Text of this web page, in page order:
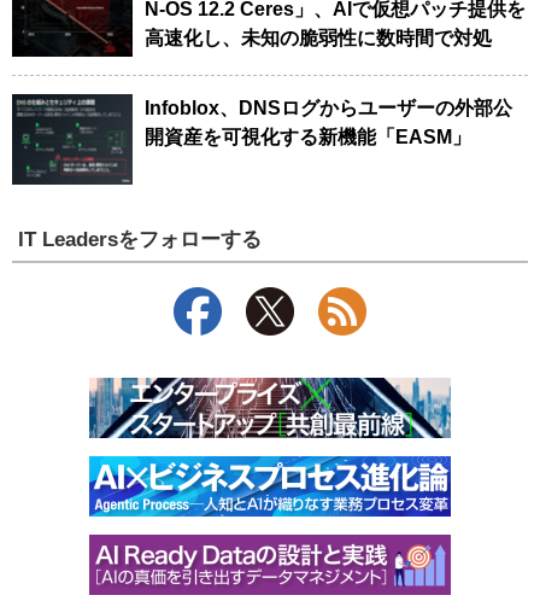
N-OS 12.2 Ceres」、AIで仮想パッチ提供を
高速化し、未知の脆弱性に数時間で対処
Infoblox、DNSログからユーザーの外部公
開資産を可視化する新機能「EASM」
IT Leadersをフォローする